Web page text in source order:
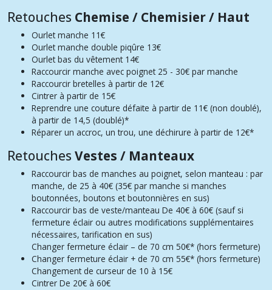
Retouches Chemise / Chemisier / Haut
Ourlet manche 11€
Ourlet manche double piqûre 13€
Ourlet bas du vêtement 14€
Raccourcir manche avec poignet 25 - 30€ par manche
Raccourcir bretelles à partir de 12€
Cintrer à partir de 15€
Reprendre une couture défaite à partir de 11€ (non doublé),
à partir de 14,5 (doublé)*
Réparer un accroc, un trou, une déchirure à partir de 12€*
Retouches Vestes / Manteaux
Raccourcir bas de manches au poignet, selon manteau : par
manche, de 25 à 40€ (35€ par manche si manches
boutonnées, boutons et boutonnières en sus)
Raccourcir bas de veste/manteau De 40€ à 60€ (sauf si
fermeture éclair ou autres modifications supplémentaires
nécessaires, tarification en sus)
Changer fermeture éclair – de 70 cm 50€* (hors fermeture)
Changer fermeture éclair + de 70 cm 55€* (hors fermeture)
Changement de curseur de 10 à 15€
Cintrer De 20€ à 60€